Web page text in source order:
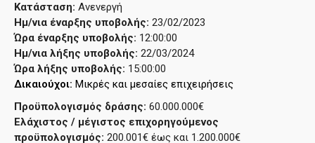
Κατάσταση: Ανενεργή
Ημ/νια έναρξης υποβολής: 23/02/2023
Ώρα έναρξης υποβολής: 12:00:00
Ημ/νια λήξης υποβολής: 22/03/2024
Ώρα λήξης υποβολής: 15:00:00
Δικαιούχοι: Μικρές και μεσαίες επιχειρήσεις
Προϋπολογισμός δράσης: 60.000.000€
Ελάχιστος / μέγιστος επιχορηγούμενος
προϋπολογισμός: 200.001€ έως και 1.200.000€